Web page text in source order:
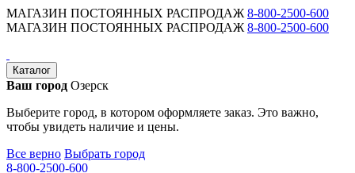
МАГАЗИН ПОСТОЯННЫХ РАСПРОДАЖ 8-800-2500-600
МАГАЗИН ПОСТОЯННЫХ РАСПРОДАЖ 8-800-2500-600
Каталог
Ваш город Озерск
Выберите город, в котором оформляете заказ. Это важно,
чтобы увидеть наличие и цены.
Все верно Выбрать город
8-800-2500-600